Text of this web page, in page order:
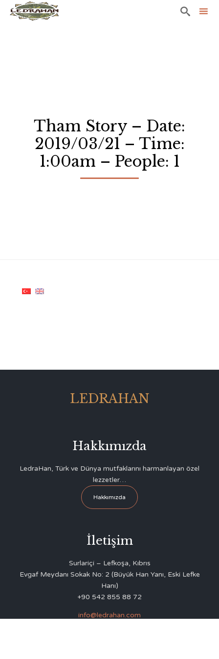

Tham Story – Date:
2019/03/21 – Time:
1:00am – People: 1
LEDRAHAN
Hakkımızda
LedraHan, Türk ve Dünya mutfaklarını harmanlayan özel
lezzetler…
Hakkımızda
İletişim
Surlariçi – Lefkoşa, Kıbrıs
Evgaf Meydanı Sokak No: 2 (Büyük Han Yanı, Eski Lefke
Hanı)
+90 542 855 88 72
info@ledrahan.com